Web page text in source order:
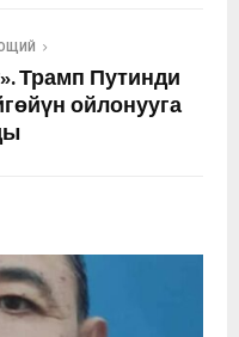
Трамп Путинди
ойлонууга